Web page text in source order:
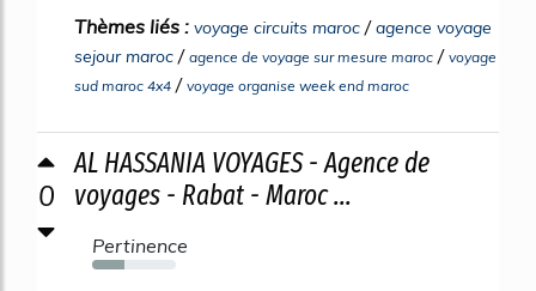
Thèmes liés : voyage circuits maroc /agence voyage
sejour maroc / agence de voyage sur mesure maroc / voyage
sud maroc 4x4 / voyage organise week end maroc
0
AL HASSANIA VOYAGES - Agence de
voyages - Rabat - Maroc ...
Pertinence
38%